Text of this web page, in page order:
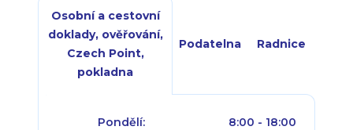
Osobní a cestovní
doklady, ověřování,
Czech Point,
pokladna
Podatelna Radnice
Pondělí: 8:00 - 18:00